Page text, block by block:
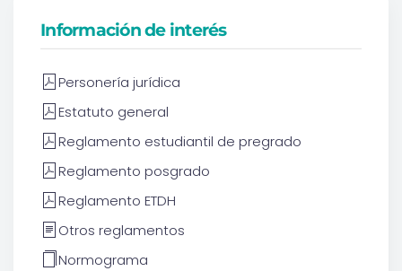
Información de interés
Personería jurídica
Estatuto general
Reglamento estudiantil de pregrado
Reglamento posgrado
Reglamento ETDH
Otros reglamentos
Normograma